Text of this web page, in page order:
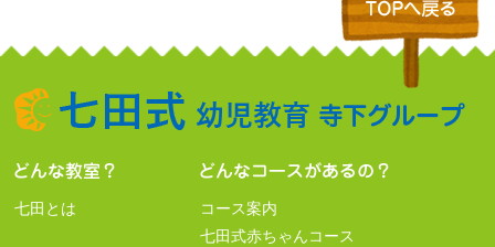
七田とは
コース案内
七田式赤ちゃんコース